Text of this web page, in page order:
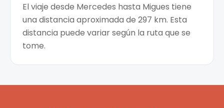
El viaje desde Mercedes hasta Migues tiene
una distancia aproximada de 297 km. Esta
distancia puede variar según la ruta que se
tome.